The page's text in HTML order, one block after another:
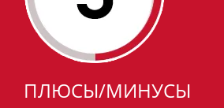
ПЛЮСЫ/МИНУСЫ